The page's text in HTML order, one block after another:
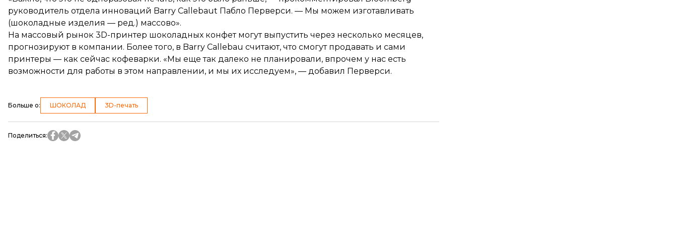
руководитель отдела инноваций Barry Callebaut Пабло Перверси. — Мы можем изготавливать
(шоколадные изделия — ред.) массово».
На массовый рынок 3D-принтер шоколадных конфет могут выпустить через несколько месяцев,
прогнозируют в компании. Более того, в Barry Callebau считают, что смогут продавать и сами
принтеры — как сейчас кофеварки. «Мы еще так далеко не планировали, впрочем у нас есть
возможности для работы в этом направлении, и мы их исследуем», — добавил Перверси.
Больше о: ШОКОЛАД 3D-печать
Поделиться: